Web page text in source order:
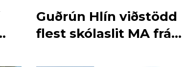
Guðrún Hlín viðstödd
flest skólaslit MA frá